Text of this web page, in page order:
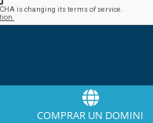
COMPRAR UN DOMINI